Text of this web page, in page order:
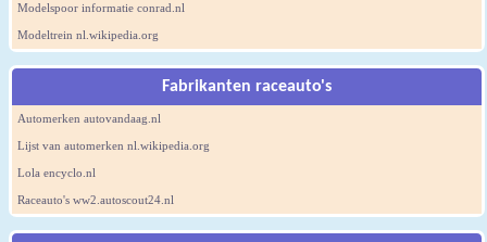
Modelspoor informatie conrad.nl
Modeltrein nl.wikipedia.org
Fabrikanten raceauto's
Automerken autovandaag.nl
Lijst van automerken nl.wikipedia.org
Lola encyclo.nl
Raceauto's ww2.autoscout24.nl